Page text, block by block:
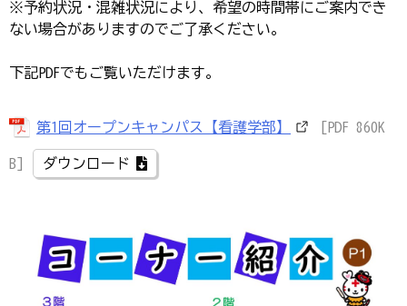
※予約状況・混雑状況により、希望の時間帯にご案内でき
ない場合がありますのでご了承ください。
下記PDFでもご覧いただけます。
第1回オープンキャンパス【看護学部】 [PDF 860K
B] ダウンロード